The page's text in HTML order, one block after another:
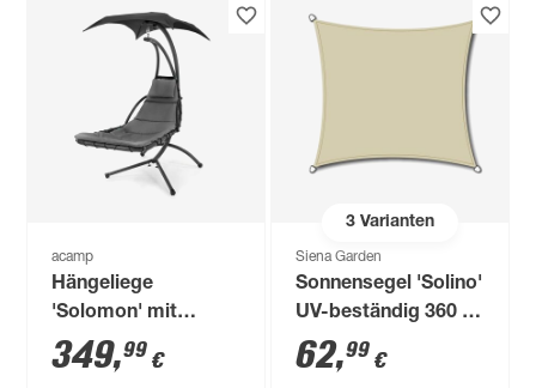
acamp
Hängeliege
'Solomon' mit
Gestell &
Sonnensegel
349,99 €
3Varianten
Siena Garden
Sonnensegel 'Solino'
UV-beständig 360 x
360 cm
62,99 €